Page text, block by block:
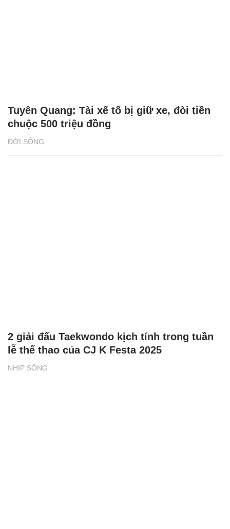
ĐỜI SỐNG
Tuyên Quang: Tài xế tố bị giữ xe, đòi tiền
chuộc 500 triệu đồng
NHỊP SỐNG
2 giải đấu Taekwondo kịch tính trong tuần
lễ thể thao của CJ K Festa 2025